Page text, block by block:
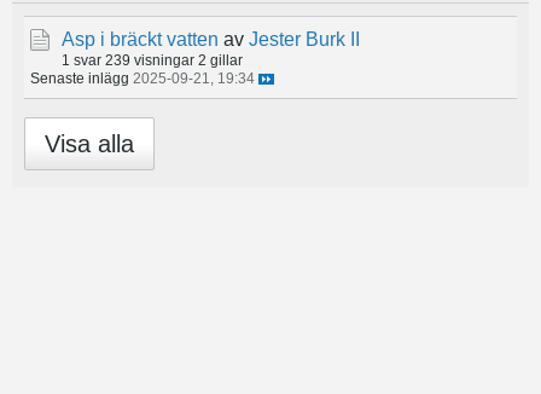
Asp i bräckt vatten av Jester Burk II
1 svar 239 visningar 2 gillar
Senaste inlägg 2025-09-21, 19:34
Visa alla